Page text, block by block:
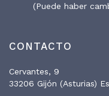
(Puede haber
CONTACTO
Cervantes, 9
33206 Gijón (Asturias)